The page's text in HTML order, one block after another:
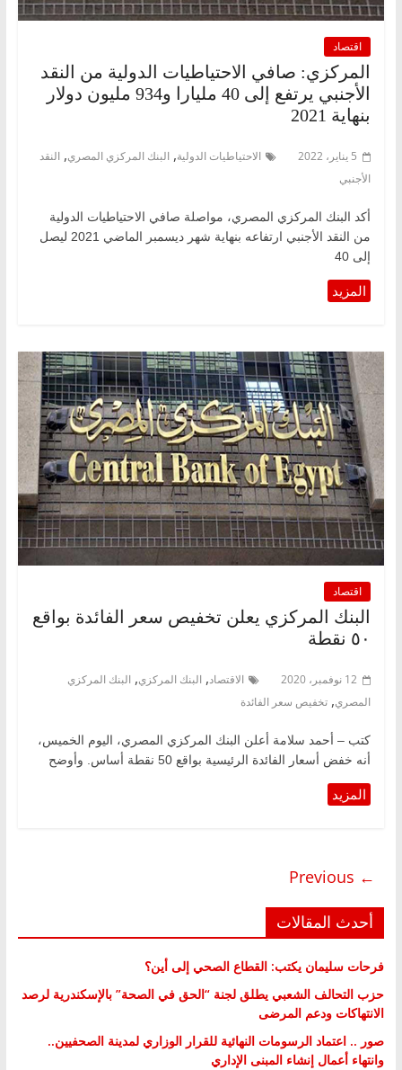
اقتصاد
المركزي: صافي الاحتياطيات الدولية من النقد
الأجنبي يرتفع إلى 40 مليارا و934 مليون دولار
بنهاية 2021
5 يناير، 2022 الاحتياطيات الدولية, البنك المركزي المصري, النقد
الأجنبي
أكد البنك المركزي المصري، مواصلة صافي الاحتياطيات الدولية
من النقد الأجنبي ارتفاعه بنهاية شهر ديسمبر الماضي 2021 ليصل
إلى 40
اقتصاد
البنك المركزي يعلن تخفيص سعر الفائدة بواقع
٥٠ نقطة
12 نوفمبر، 2020 الاقتصاد, البنك المركزي, البنك المركزي
المصري, تخفيص سعر الفائدة
كتب – أحمد سلامة أعلن البنك المركزي المصري، اليوم الخميس،
أنه خفض أسعار الفائدة الرئيسية بواقع 50 نقطة أساس. وأوضح
← Previous
أحدث المقالات
فرحات سليمان يكتب: القطاع الصحي إلى أين؟
حزب التحالف الشعبي يطلق لجنة “الحق في الصحة” بالإسكندرية لرصد
الانتهاكات ودعم المرضى
صور .. اعتماد الرسومات النهائية للقرار الوزاري لمدينة الصحفيين..
وانتهاء أعمال إنشاء المبنى الإداري